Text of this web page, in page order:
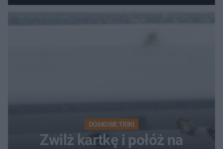
DOMOWE TRIKI
Zwilż kartkę i połóż na